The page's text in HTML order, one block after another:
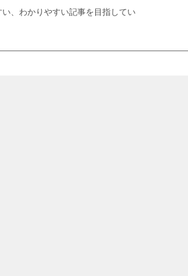
、わかりやすい記事を目指してい